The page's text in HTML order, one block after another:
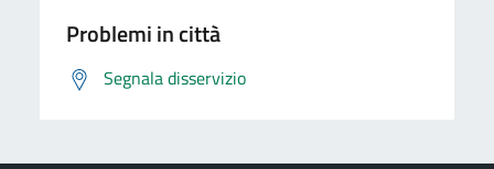
Problemi in città
Segnala disservizio